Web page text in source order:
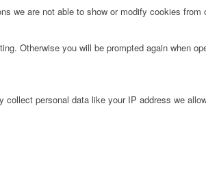
we are not able to show or modify cookies
Otherwise you will be prompted again when
personal data like your IP address we